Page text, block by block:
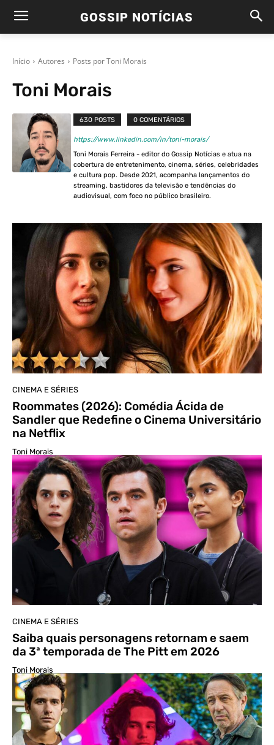
GOSSIP NOTÍCIAS
Início Autores Posts por Toni Morais
Toni Morais
630 POSTS 0 COMENTÁRIOS
https://www.linkedin.com/in/toni-morais/
Toni Morais Ferreira - editor do Gossip Notícias e atua na
cobertura de entretenimento, cinema, séries, celebridades
e cultura pop. Desde 2021, acompanha lançamentos do
streaming, bastidores da televisão e tendências do
audiovisual, com foco no público brasileiro.
CINEMA E SÉRIES
Roommates (2026): Comédia Ácida de
Sandler que Redefine o Cinema Universitário
na Netflix
Toni Morais
CINEMA E SÉRIES
Saiba quais personagens retornam e saem
da 3ª temporada de The Pitt em 2026
Toni Morais